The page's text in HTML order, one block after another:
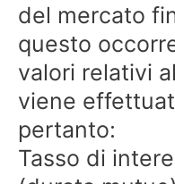
del mercato
questo
valori relativi
viene
pertanto:
Tasso di